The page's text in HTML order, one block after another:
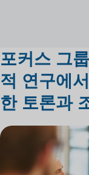
포커스 그
적 연구에
한 토론과